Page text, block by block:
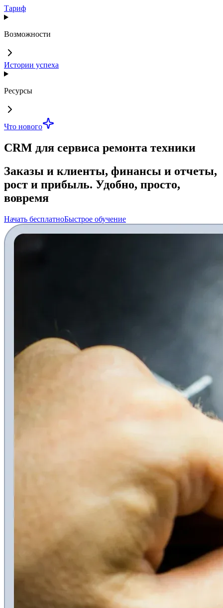
Тариф
Возможности
Истории успеха
Ресурсы
Что нового
CRM для сервиса ремонта техники
Заказы и клиенты, финансы и отчеты,
рост и прибыль. Удобно, просто,
вовремя
Начать бесплатноБыстрое обучение